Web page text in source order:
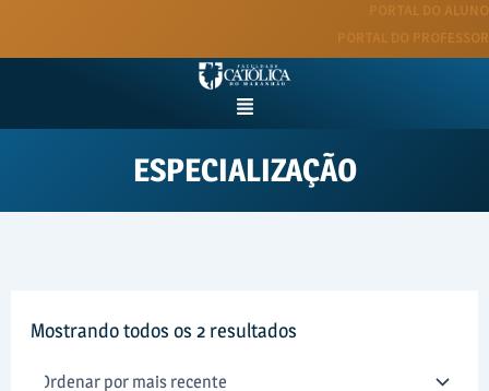
o
PORTAL DO ALUNO
PORTAL DO PROFESSOR
Menu
ESPECIALIZAÇÃO
Mostrando todos os 2 resultados
Classificado